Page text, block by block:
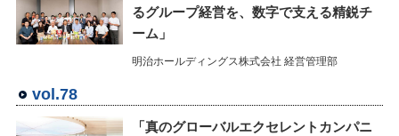
るグループ経営を、数字で支える精鋭チ
ーム」
明治ホールディングス株式会社 経営管理部
vol.78
「真のグローバルエクセレントカンパニ